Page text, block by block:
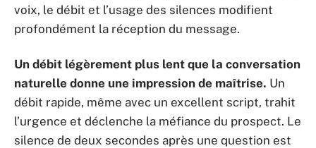
voix, le débit et l’usage des silences modifient
profondément la réception du message.
Un débit légèrement plus lent que la conversation
naturelle donne une impression de maîtrise. Un
débit rapide, même avec un excellent script, trahit
l’urgence et déclenche la méfiance du prospect. Le
silence de deux secondes après une question est